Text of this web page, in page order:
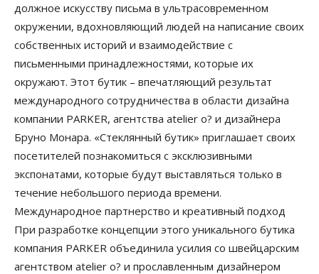
должное искусству письма в ультрасовременном
окружении, вдохновляющий людей на написание своих
собственных историй и взаимодействие с
письменными принадлежностями, которые их
окружают. Этот бутик – впечатляющий результат
международного сотрудничества в области дизайна
компании PARKER, агентства atelier o? и дизайнера
Бруно Монара. «Стеклянный бутик» приглашает своих
посетителей познакомиться с эксклюзивными
экспонатами, которые будут выставляться только в
течение небольшого периода времени.
Международное партнерство и креативный подход
При разработке концепции этого уникального бутика
компания PARKER объединила усилия со швейцарским
агентством atelier o? и прославленным дизайнером